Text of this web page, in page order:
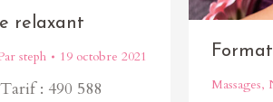
relaxant
steph 19 octobre 2021
: 490 588
Massages,